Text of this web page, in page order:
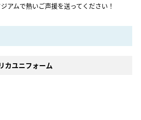
アムで熱いご声援を送ってください！
カユニフォーム